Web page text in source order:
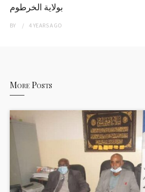
بولاية الخرطوم
BY 4 YEARSAGO
More Posts